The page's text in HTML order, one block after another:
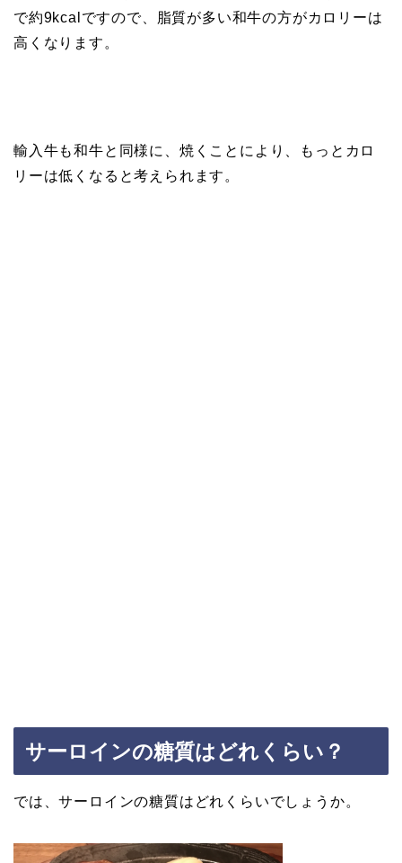
で約9kcalですので、脂質が多い和牛の方がカロリーは
高くなります。
輸入牛も和牛と同様に、焼くことにより、もっとカロ
リーは低くなると考えられます。
サーロインの糖質はどれくらい？
では、サーロインの糖質はどれくらいでしょうか。